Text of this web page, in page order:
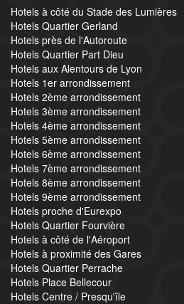
Hotels à côté du Stade des Lumières
Hotels Quartier Gerland
Hotels près de l'Autoroute
Hotels Quartier Part Dieu
Hotels aux Alentours de Lyon
Hotels 1er arrondissement
Hotels 2ème arrondissement
Hotels 3ème arrondissement
Hotels 4ème arrondissement
Hotels 5ème arrondissement
Hotels 6ème arrondissement
Hotels 7ème arrondissement
Hotels 8ème arrondissement
Hotels 9ème arrondissement
Hotels proche d'Eurexpo
Hotels Quartier Fourvière
Hotels à côté de l'Aéroport
Hotels à proximité des Gares
Hotels Quartier Perrache
Hotels Place Bellecour
Hotels Centre / Presqu'île